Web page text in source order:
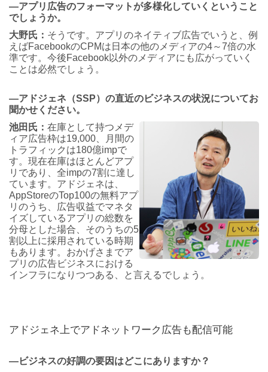
―アプリ広告のフォーマットが多様化していくということ
でしょうか。
大野氏： そうです。アプリのネイティブ広告でいうと、例
えばFacebookのCPMは日本の他のメディアの4～7倍の水
準です。今後Facebook以外のメディアにも広がっていく
ことは必然でしょう。
―アドジェネ（SSP）の直近のビジネスの状況についてお
聞かせください。
池田氏： 在庫として持つメデ
ィア広告枠は19,000、月間の
トラフィックは180億impで
す。現在在庫はほとんどアプ
リであり、全impの7割に達し
ています。アドジェネは、
AppStoreのTop100の無料アプ
リのうち、広告収益でマネタ
イズしているアプリの総数を
分母とした場合、そのうちの5
割以上に採用されている時期
もあります。おかげさまでア
プリの広告ビジネスにおける
インフラになりつつある、と言えるでしょう。
アドジェネ上でアドネットワーク広告も配信可能
―ビジネスの好調の要因はどこにありますか？